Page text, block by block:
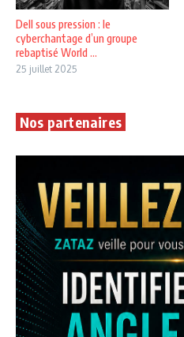
Dell sous pression : le
cyberchantage d’un groupe
rebaptisé World ...
25 juillet 2025
Nos partenaires